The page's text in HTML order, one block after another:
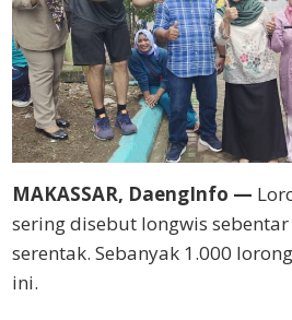
MAKASSAR, DaengInfo —
sering disebut longwis
serentak. Sebanyak 1.000
ini.